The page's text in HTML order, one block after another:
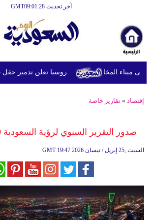
آخر تحديث GMT09:01:28
روسيا تعلن تدمير حقل
إقتصاد »تقارير خاصة
صدور التقرير السنوي لرؤية السعودية 2030 لعام 2025
GMT 19:47 2026 السبت ,25 إبريل / نيسان